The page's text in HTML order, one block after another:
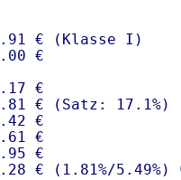
€ (Klasse I)
€
€
€ (Satz: 17.1%)
€
€
€
€ ( 1.81%/5.49%)